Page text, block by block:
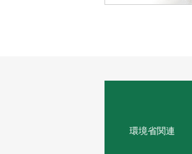
環境省関連